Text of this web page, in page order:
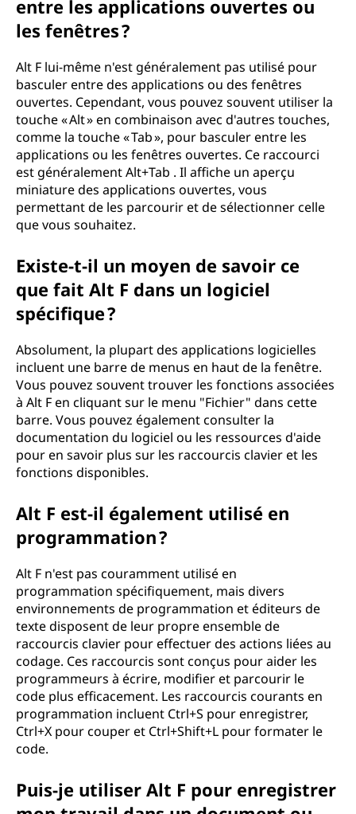
entre les applications ouvertes ou
les fenêtres ?
Alt F lui-même n'est généralement pas utilisé pour
basculer entre des applications ou des fenêtres
ouvertes. Cependant, vous pouvez souvent utiliser la
touche « Alt » en combinaison avec d'autres touches,
comme la touche « Tab », pour basculer entre les
applications ou les fenêtres ouvertes. Ce raccourci
est généralement Alt+Tab . Il affiche un aperçu
miniature des applications ouvertes, vous
permettant de les parcourir et de sélectionner celle
que vous souhaitez.
Existe-t-il un moyen de savoir ce
que fait Alt F dans un logiciel
spécifique ?
Absolument, la plupart des applications logicielles
incluent une barre de menus en haut de la fenêtre.
Vous pouvez souvent trouver les fonctions associées
à Alt F en cliquant sur le menu "Fichier" dans cette
barre. Vous pouvez également consulter la
documentation du logiciel ou les ressources d'aide
pour en savoir plus sur les raccourcis clavier et les
fonctions disponibles.
Alt F est-il également utilisé en
programmation ?
Alt F n'est pas couramment utilisé en
programmation spécifiquement, mais divers
environnements de programmation et éditeurs de
texte disposent de leur propre ensemble de
raccourcis clavier pour effectuer des actions liées au
codage. Ces raccourcis sont conçus pour aider les
programmeurs à écrire, modifier et parcourir le
code plus efficacement. Les raccourcis courants en
programmation incluent Ctrl+S pour enregistrer,
Ctrl+X pour couper et Ctrl+Shift+L pour formater le
code.
Puis-je utiliser Alt F pour enregistrer